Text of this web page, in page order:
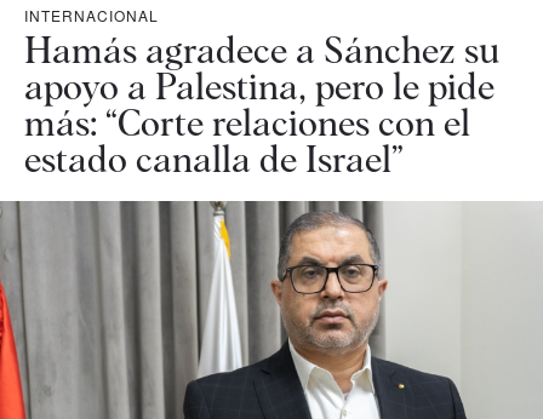
INTERNACIONAL
Hamás agradece a Sánchez su
apoyo a Palestina, pero le pide
más: “Corte relaciones con el
estado canalla de Israel”